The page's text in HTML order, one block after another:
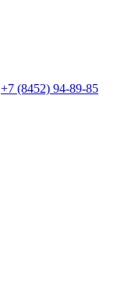
+7 (8452) 94-89-85